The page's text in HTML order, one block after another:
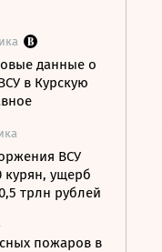
данные о
в Курскую
ВСУ
курян, ущерб
трлн рублей
пожаров в